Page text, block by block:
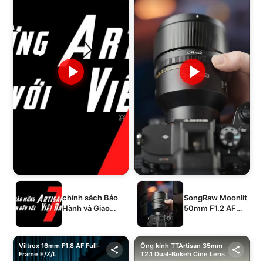
chính sách Bảo
Hành và Giao
SongRaw Moonlit
50mm F1.2 AF
Viltrox 16mm F1.8 AF Full-
Frame E/Z/L
Ống kính TTArtisan 35mm
T2.1 Dual-Bokeh Cine Lens